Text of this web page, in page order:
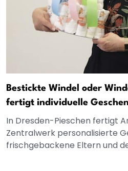
Bestickte Windel oder
fertigt individuelle
In Dresden-Pieschen fertigt
Zentralwerk personalisierte
frischgebackene Eltern und